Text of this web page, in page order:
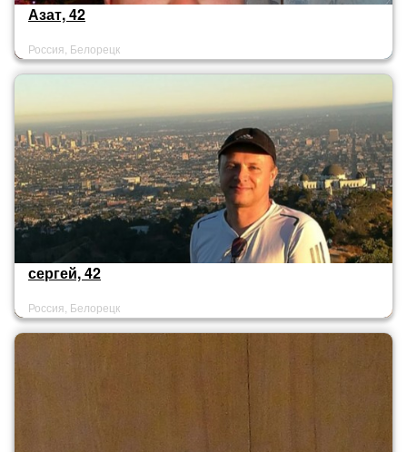
Азат, 42
Россия, Белорецк
сергей, 42
Россия, Белорецк